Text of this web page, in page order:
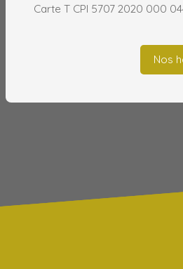
Carte T CPI 5707 2020 000
Nos